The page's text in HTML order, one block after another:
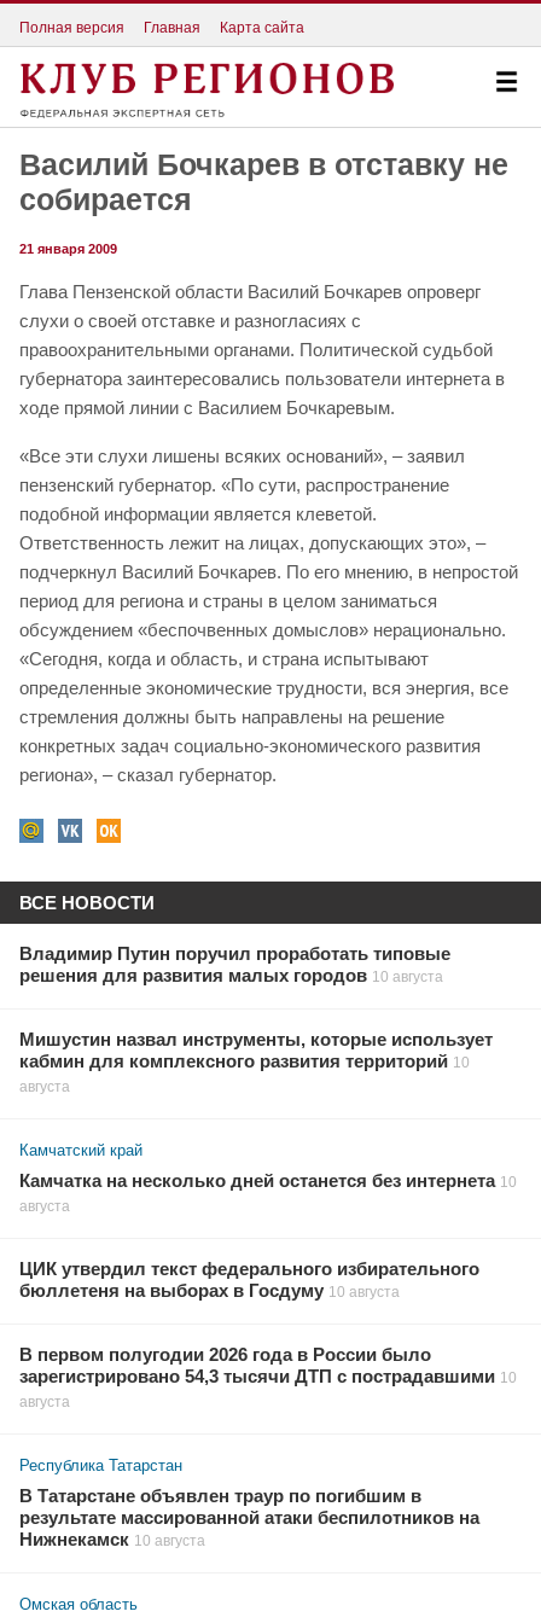
Полная версия Главная Карта сайта
Василий Бочкарев в отставку не
собирается
21 января 2009
Глава Пензенской области Василий Бочкарев опроверг
слухи о своей отставке и разногласиях с
правоохранительными органами. Политической судьбой
губернатора заинтересовались пользователи интернета в
ходе прямой линии с Василием Бочкаревым.
«Все эти слухи лишены всяких оснований», – заявил
пензенский губернатор. «По сути, распространение
подобной информации является клеветой.
Ответственность лежит на лицах, допускающих это», –
подчеркнул Василий Бочкарев. По его мнению, в непростой
период для региона и страны в целом заниматься
обсуждением «беспочвенных домыслов» нерационально.
«Сегодня, когда и область, и страна испытывают
определенные экономические трудности, вся энергия, все
стремления должны быть направлены на решение
конкретных задач социально-экономического развития
региона», – сказал губернатор.
ВСЕ НОВОСТИ
Владимир Путин поручил проработать типовые
решения для развития малых городов 10 августа
Мишустин назвал инструменты, которые использует
кабмин для комплексного развития территорий 10
августа
Камчатский край
Камчатка на несколько дней останется без интернета 10
августа
ЦИК утвердил текст федерального избирательного
бюллетеня на выборах в Госдуму 10 августа
В первом полугодии 2026 года в России было
зарегистрировано 54,3 тысячи ДТП с пострадавшими 10
августа
Республика Татарстан
В Татарстане объявлен траур по погибшим в
результате массированной атаки беспилотников на
Нижнекамск 10 августа
Омская область